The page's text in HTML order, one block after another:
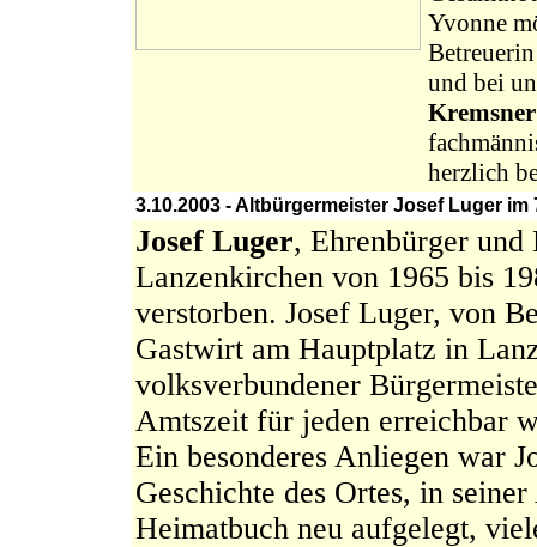
Yvonne
und bei
Kremsner
herzlich
3.10.2003 - Altbürgermeister Josef Luger
Josef Luger, Ehrenbürger und
Lanzenkirchen von 1965 bis
verstorben. Josef Luger, von
Gastwirt am Hauptplatz in
volksverbundener
Amtszeit für jeden erreichbar
Ein besonderes Anliegen war
Geschichte des Ortes, in
Heimatbuch neu aufgelegt,